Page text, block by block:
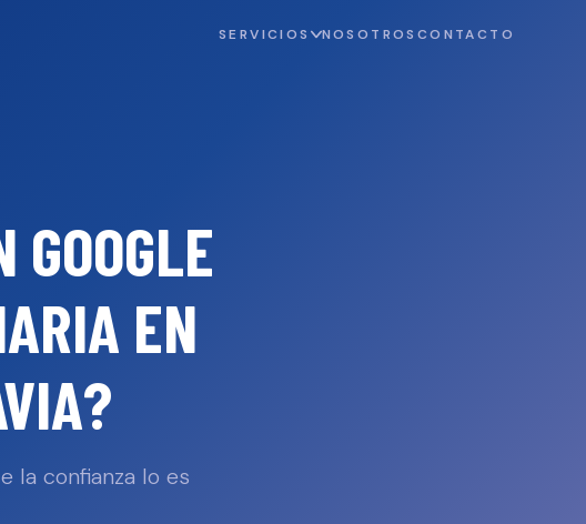
SERVICIOS NOSOTROS CONTACTO
EN
?
la confianza lo es